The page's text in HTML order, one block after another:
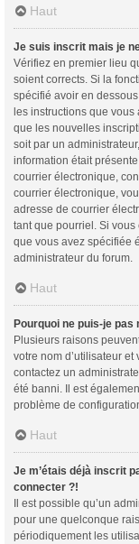
Haut
Je suis inscrit mais je
Vérifiez en premier lieu
soient corrects. Si la
spécifié avoir en
les instructions que vous
que les nouvelles
soit par un
information était
courrier électronique,
courrier électronique,
adresse de courrier
tant que pourriel. Si
que vous avez spécifiée
administrateur du forum.
Haut
Pourquoi ne puis-je pas
Plusieurs raisons
votre nom d’utilisateur et
contactez un
été banni. Il est
problème de
Haut
Je m’étais déjà inscrit
connecter ?!
Il est possible qu’un
pour une quelconque
périodiquement les